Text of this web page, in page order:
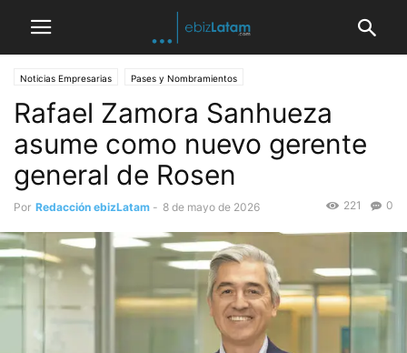
Noticias Empresarias Pases y Nombramientos
Rafael Zamora Sanhueza
asume como nuevo gerente
general de Rosen
Por Redacción ebizLatam - 8 de mayo de 2026 0
221